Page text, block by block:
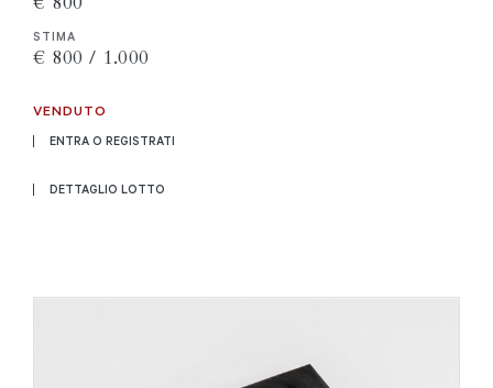
STIMA
€ 800 / 1.000
VENDUTO
ENTRA O REGISTRATI
DETTAGLIO LOTTO